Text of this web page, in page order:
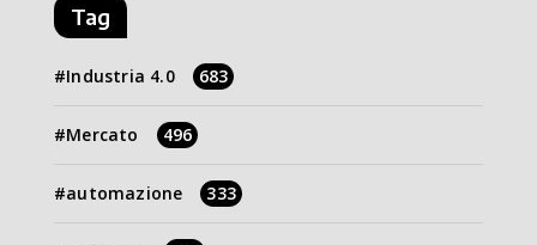
Tag
Industria 4.0 683
Mercato 496
automazione 333